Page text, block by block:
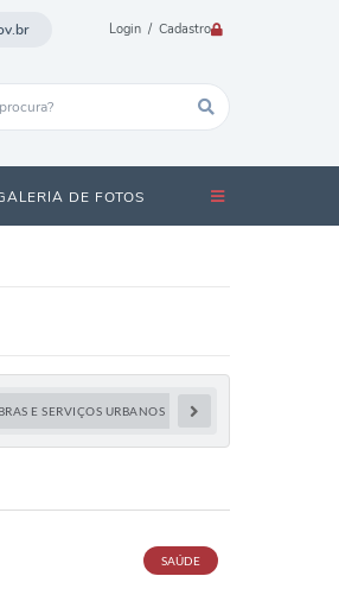
Login / Cadastro
DE FOTOS
E SERVIÇOS URBANOS PPA
SAÚDE